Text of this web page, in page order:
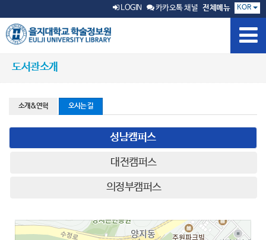
LOGIN 카카오톡 채널 전체메뉴 KOR
도서관소개
소개&연혁 오시는 길
성남캠퍼스
대전캠퍼스
의정부캠퍼스